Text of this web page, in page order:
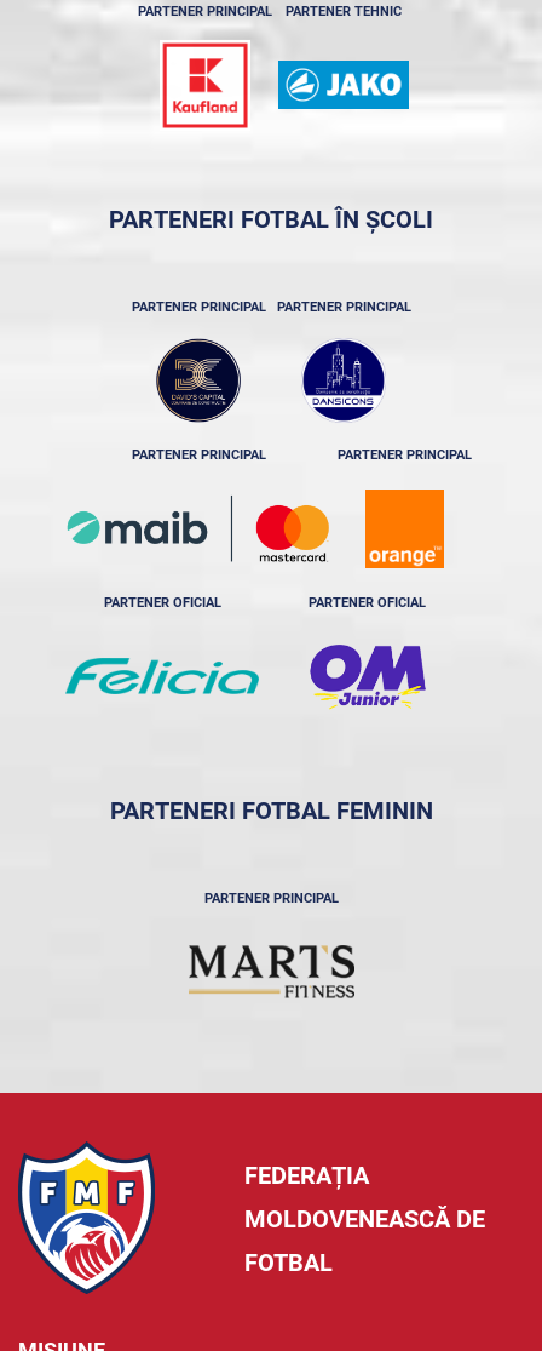
PARTENER PRINCIPAL PARTENER TEHNIC
PARTENERI FOTBAL ÎN ȘCOLI
PARTENER PRINCIPAL PARTENER PRINCIPAL
PARTENER PRINCIPAL PARTENER PRINCIPAL
PARTENER OFICIAL PARTENER OFICIAL
PARTENERI FOTBAL FEMININ
PARTENER PRINCIPAL
FEDERAȚIA
MOLDOVENEASCĂ DE
FOTBAL